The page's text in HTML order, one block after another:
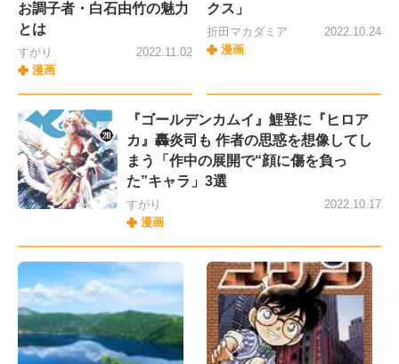
お調子者・白石由竹の魅力
とは
すがり
漫画
2022.11.02
クス」
折田マカダミア
漫画
2022.10.24
『ゴールデンカムイ』鯉登に『ヒロア
カ』轟炎司も 作者の思惑を想像してし
まう「作中の展開で“顔に傷を負っ
た”キャラ」3選
すがり
漫画
2022.10.17